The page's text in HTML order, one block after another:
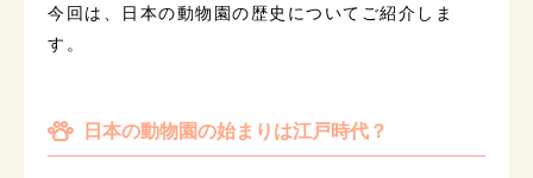
今回は、日本の動物園の歴史についてご紹介しま
す。
日本の動物園の始まりは江戸時代？